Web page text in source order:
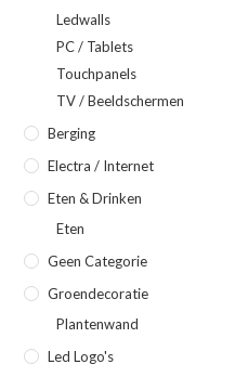
Ledwalls
PC / Tablets
Touchpanels
TV / Beeldschermen
Berging
Electra / Internet
Eten & Drinken
Eten
Geen Categorie
Groendecoratie
Plantenwand
Led Logo's